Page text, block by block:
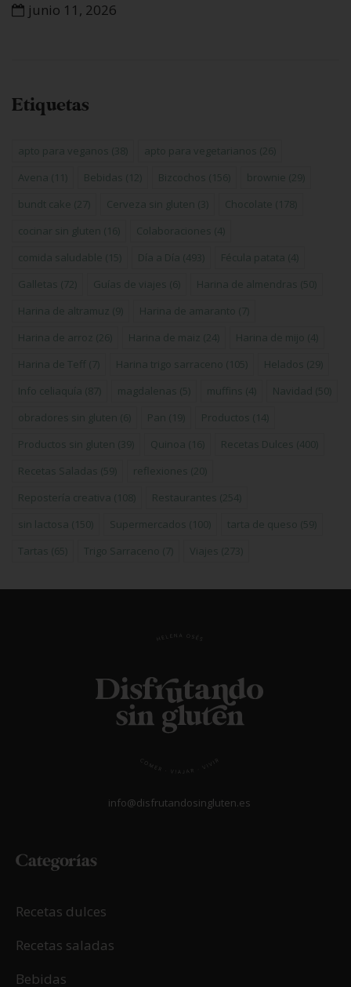
junio 11, 2026
Etiquetas
apto para veganos (38) apto para vegetarianos (26)
Avena (11) Bebidas (12) Bizcochos (156) brownie (29)
bundt cake (27) Cerveza sin gluten (3) Chocolate (178)
cocinar sin gluten (16) Colaboraciones (4)
comida saludable (15) Día a Día (493) Fécula patata (4)
Galletas (72) Guías de viajes (6) Harina de almendras (50)
Harina de altramuz (9) Harina de amaranto (7)
Harina de arroz (26) Harina de maiz (24) Harina de mijo (4)
Harina de Teff (7) Harina trigo sarraceno (105) Helados (29)
Info celiaquía (87) magdalenas (5) muffins (4) Navidad (50)
obradores sin gluten (6) Pan (19) Productos (14)
Productos sin gluten (39) Quinoa (16) Recetas Dulces (400)
Recetas Saladas (59) reflexiones (20)
Repostería creativa (108) Restaurantes (254)
sin lactosa (150) Supermercados (100) tarta de queso (59)
Tartas (65) Trigo Sarraceno (7) Viajes (273)
info@disfrutandosingluten.es
Categorías
Recetas dulces
Recetas saladas
Bebidas